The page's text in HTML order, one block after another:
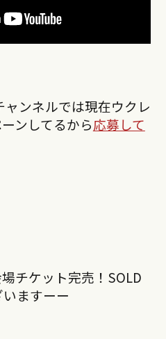
ンネルでは現在ウクレ
ンしてるから応募して
チケット完売！SOLD
ますーー